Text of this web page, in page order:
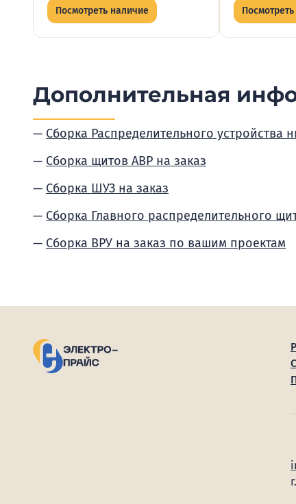
Посмотреть наличие
Дополнительная
Сборка Распределительного устройства
Сборка щитов АВР на заказ
Сборка ШУЗ на заказ
Сборка Главного распределительного
Сборка ВРУ на заказ по вашим проектам